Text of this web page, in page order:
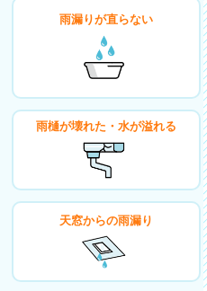
雨漏りが直らない
雨樋が壊れた・水が溢れる
天窓からの雨漏り